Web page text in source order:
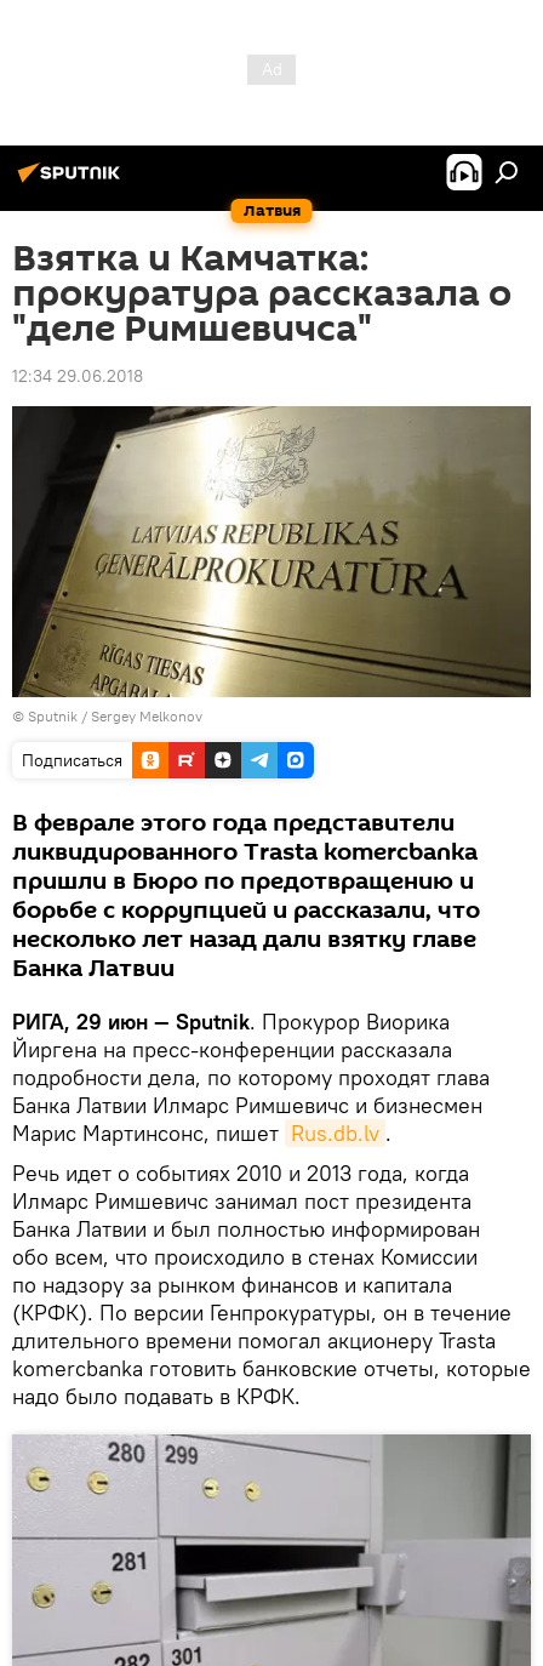
Латвия
Взятка и Камчатка:
прокуратура рассказала о
"деле Римшевичса"
12:34 29.06.2018
© Sputnik / Sergey Melkonov
Подписаться
В феврале этого года представители
ликвидированного Trasta komercbanka
пришли в Бюро по предотвращению и
борьбе с коррупцией и рассказали, что
несколько лет назад дали взятку главе
Банка Латвии
РИГА, 29 июн — Sputnik. Прокурор Виорика
Йиргена на пресс-конференции рассказала
подробности дела, по которому проходят глава
Банка Латвии Илмарс Римшевичс и бизнесмен
Марис Мартинсонс, пишет Rus.db.lv .
Речь идет о событиях 2010 и 2013 года, когда
Илмарс Римшевичс занимал пост президента
Банка Латвии и был полностью информирован
обо всем, что происходило в стенах Комиссии
по надзору за рынком финансов и капитала
(КРФК). По версии Генпрокуратуры, он в течение
длительного времени помогал акционеру Trasta
komercbanka готовить банковские отчеты, которые
надо было подавать в КРФК.